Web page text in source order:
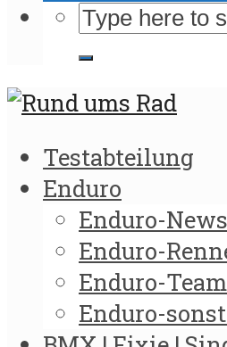
Testabteilung
Enduro
Enduro-News
Enduro-
Enduro-
Enduro-